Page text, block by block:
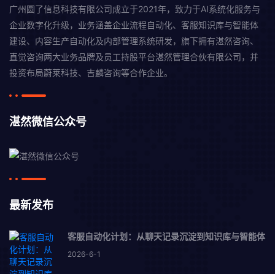
广州圆了信息科技有限公司成立于2021年，致力于AI系统化服务与
企业数字化升级，业务涵盖企业流程自动化、客服知识库与智能体
建设、内容生产自动化及内部管理系统研发，旗下拥有湛然咨询、
直觉咨询两大业务品牌及员工持股平台湛然管理合伙有限公司，并
投资布局蔚莱科技、吉麟咨询等合作企业。
湛然微信公众号
最新发布
客服自动化计划：从聊天记录沉淀到知识库与智能体
2026-6-1